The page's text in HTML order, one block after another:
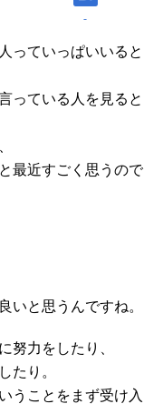
-
っていっぱいいると
っている人を見ると
最近すごく思うので
いと思うんですね。
努力をしたり、
たり。
うことをまず受け入